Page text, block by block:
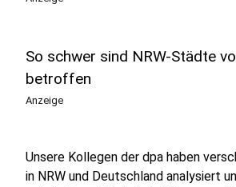
So schwer sind NRW-Städte
betroffen
Anzeige
Unsere Kollegen der dpa haben
in NRW und Deutschland analysiert